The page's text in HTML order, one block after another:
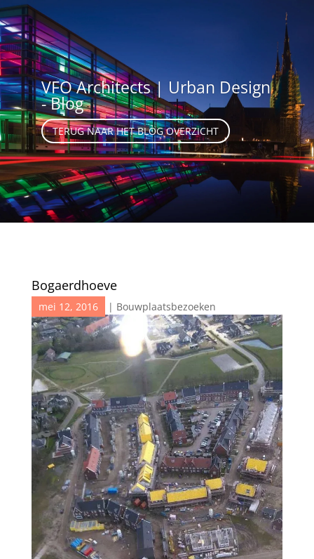
VFO Architects | Urban Design
- Blog
TERUG NAAR HET BLOG OVERZICHT
Bogaerdhoeve
mei 12, 2016 | Bouwplaatsbezoeken